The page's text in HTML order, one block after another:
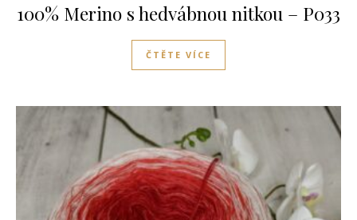
100% Merino s hedvábnou nitkou – P033
ČTĚTE VÍCE